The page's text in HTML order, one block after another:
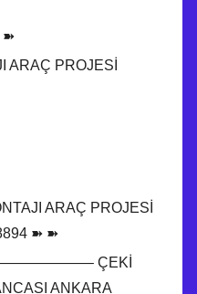
➽
ARAÇ PROJESİ
ARAÇ PROJESİ
➽ ➽
———————– ÇEKİ
ANKARA